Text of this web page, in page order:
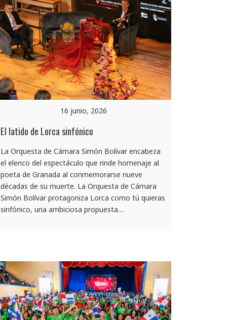
16 junio, 2026
El latido de Lorca sinfónico
La Orquesta de Cámara Simón Bolívar encabeza
el elenco del espectáculo que rinde homenaje al
poeta de Granada al conmemorarse nueve
décadas de su muerte. La Orquesta de Cámara
Simón Bolívar protagoniza Lorca como tú quieras
sinfónico, una ambiciosa propuesta…